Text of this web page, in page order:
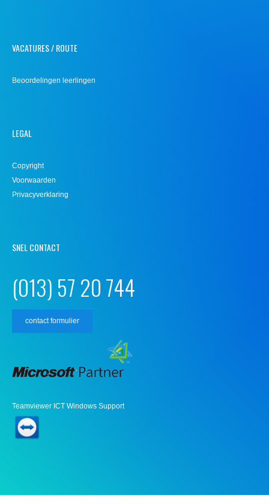
VACATURES / ROUTE
Beoordelingen leerlingen
LEGAL
Copyright
Voorwaarden
Privacyverklaring
SNEL CONTACT
(013) 57 20 744
contact formulier
Teamviewer ICT Windows Support